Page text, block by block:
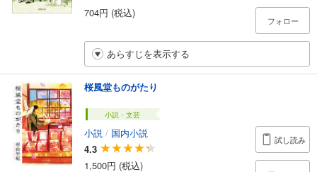
704円 (税込)
フォロー
あらすじを表示する
桜風堂ものがたり
小説・文芸
小説 / 国内小説
4.3
1,500円 (税込)
試し読み